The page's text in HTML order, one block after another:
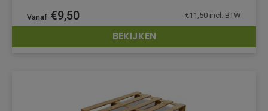
DETAILS
€9,50 €11,50 incl. BTW
BEKIJKEN